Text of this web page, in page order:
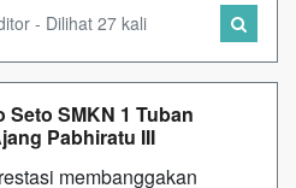
- Dilihat 27 kali
SMKN 1 Tuban
Pabhiratu III
membanggakan